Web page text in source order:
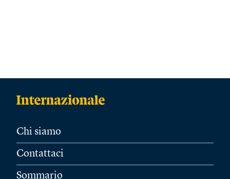
Chi siamo
Contattaci
Sommario